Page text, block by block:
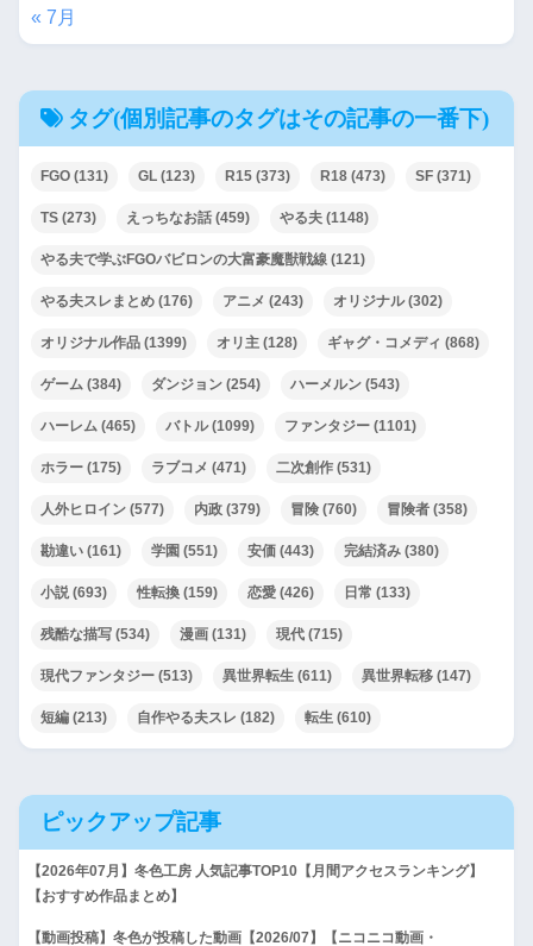
« 7月
タグ(個別記事のタグはその記事の一番下)
FGO (131) GL (123) R15 (373) R18 (473) SF (371)
TS (273) えっちなお話 (459) やる夫 (1148)
やる夫で学ぶFGOバビロンの大富豪魔獣戦線 (121)
やる夫スレまとめ (176) アニメ (243) オリジナル(302)
オリジナル作品 (1399) オリ主 (128) ギャグ・コメディ (868)
ゲーム (384) ダンジョン (254) ハーメルン (543)
ハーレム (465) バトル(1099) ファンタジー (1101)
ホラー (175) ラブコメ (471) 二次創作 (531)
人外ヒロイン (577) 内政 (379) 冒険 (760) 冒険者 (358)
勘違い (161) 学園 (551) 安価 (443) 完結済み (380)
小説 (693) 性転換 (159) 恋愛 (426) 日常 (133)
残酷な描写 (534) 漫画 (131) 現代 (715)
現代ファンタジー (513) 異世界転生 (611) 異世界転移 (147)
短編 (213) 自作やる夫スレ (182) 転生 (610)
ピックアップ記事
【2026年07月】冬色工房 人気記事TOP10【月間アクセスランキング】
【おすすめ作品まとめ】
【動画投稿】冬色が投稿した動画【2026/07】【ニコニコ動画・